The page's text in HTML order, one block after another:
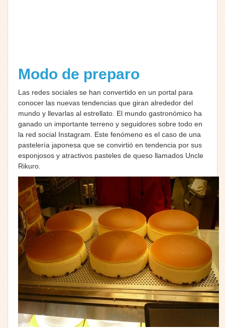
Modo de preparo
Las redes sociales se han convertido en un portal para
conocer las nuevas tendencias que giran alrededor del
mundo y llevarlas al estrellato. El mundo gastronómico ha
ganado un importante terreno y seguidores sobre todo en
la red social Instagram. Este fenómeno es el caso de una
pastelería japonesa que se convirtió en tendencia por sus
esponjosos y atractivos pasteles de queso llamados Uncle
Rikuro.